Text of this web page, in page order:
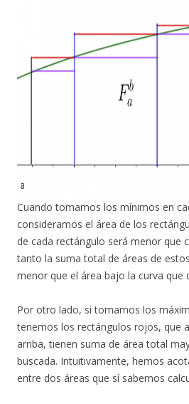
Cuando tomamos los mínimos en
consideramos el área de los
de cada rectángulo será menor que
tanto la suma total de áreas de
menor que el área bajo la curva que
Por otro lado, si tomamos los
tenemos los rectángulos rojos, que
arriba, tienen suma de área total
buscada. Intuitivamente, hemos
entre dos áreas que sí sabemos